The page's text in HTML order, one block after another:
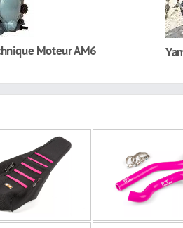
Moteur AM6